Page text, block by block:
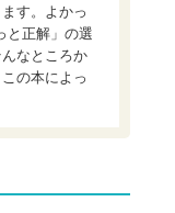
す。よかっ
と正解」の選
なところか
の本によっ